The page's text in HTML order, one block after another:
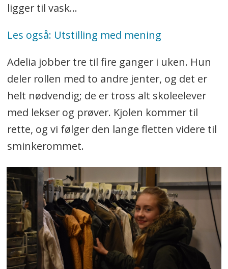
ligger til vask...
Les også: Utstilling med mening
Adelia jobber tre til fire ganger i uken. Hun
deler rollen med to andre jenter, og det er
helt nødvendig; de er tross alt skoleelever
med lekser og prøver. Kjolen kommer til
rette, og vi følger den lange fletten videre til
sminkerommet.